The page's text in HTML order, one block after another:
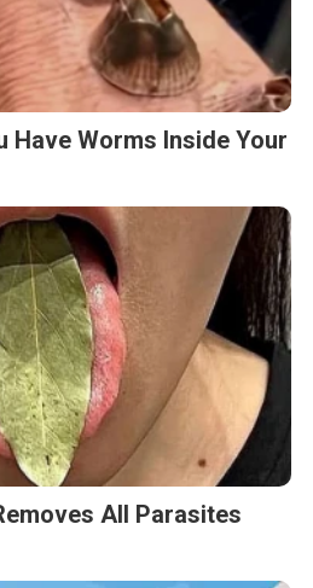
Have Worms Inside Your
All Parasites